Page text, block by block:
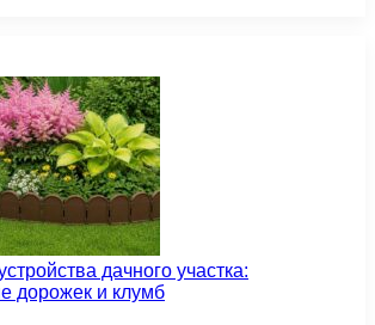
дачного участка:
дорожек и клумб